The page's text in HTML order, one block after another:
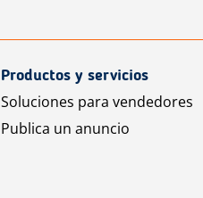
Productos y servicios
Soluciones para vendedores
Publica un anuncio